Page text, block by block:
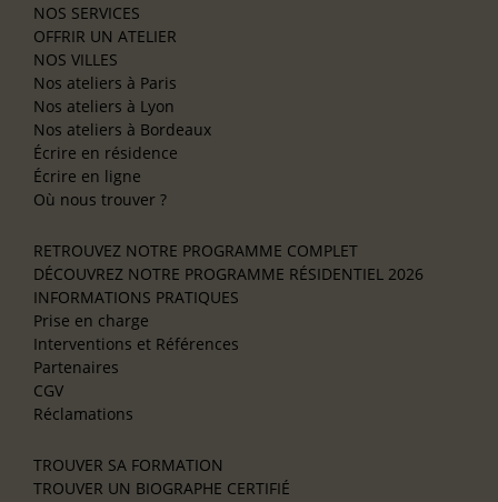
NOS SERVICES
OFFRIR UN ATELIER
NOS VILLES
Nos ateliers à Paris
Nos ateliers à Lyon
Nos ateliers à Bordeaux
Écrire en résidence
Écrire en ligne
Où nous trouver ?
RETROUVEZ NOTRE PROGRAMME COMPLET
DÉCOUVREZ NOTRE PROGRAMME RÉSIDENTIEL 2026
INFORMATIONS PRATIQUES
Prise en charge
Interventions et Références
Partenaires
CGV
Réclamations
TROUVER SA FORMATION
TROUVER UN BIOGRAPHE CERTIFIÉ